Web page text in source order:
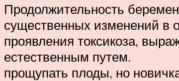
Продолжительность
существенных изменений в
проявления токсикоза,
естественным путем. На
прощупать плоды, но